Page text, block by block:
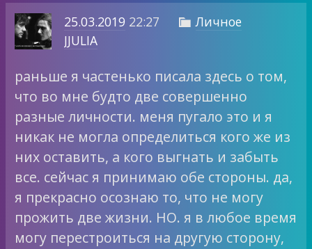
25.03.2019 22:27  Личное
JJULIA
раньше я частенько писала здесь о том,
что во мне будто две совершенно
разные личности. меня пугало это и я
никак не могла определиться кого же из
них оставить, а кого выгнать и забыть
все. сейчас я принимаю обе стороны. да,
я прекрасно осознаю то, что не могу
прожить две жизни. НО. я в любое время
могу перестроиться на другую сторону,